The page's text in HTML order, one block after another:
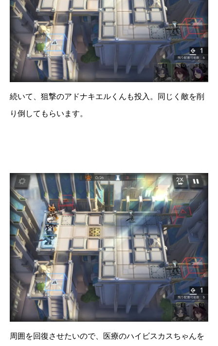
続いて、狙撃のアドナキエルくんも投入。同じく敵を削
り倒してもらいます。
周囲を回復させたいので、医療のハイビスカスちゃんを